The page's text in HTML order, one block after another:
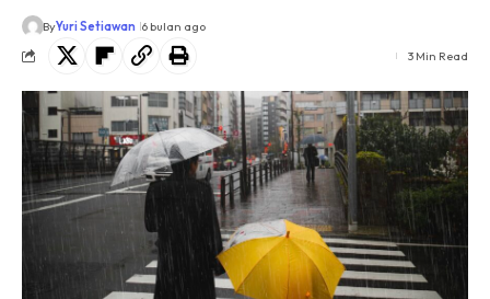
ByYuri Setiawan 6 bulan ago
3 Min Read